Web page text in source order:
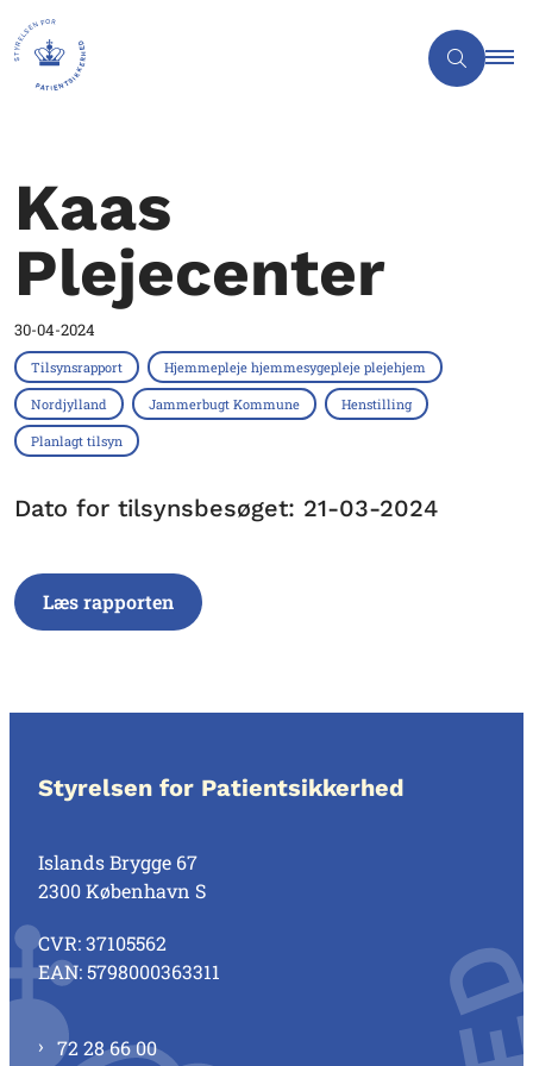
Kaas
Plejecenter
30-04-2024
Tilsynsrapport Hjemmepleje hjemmesygepleje plejehjem
Nordjylland Jammerbugt Kommune Henstilling
Planlagt tilsyn
Dato for tilsynsbesøget: 21-03-2024
Læs rapporten
Styrelsen for Patientsikkerhed
Islands Brygge 67
2300 København S
CVR: 37105562
EAN: 5798000363311
72 28 66 00